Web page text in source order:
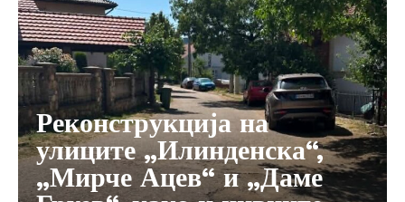
Реконструкција на
улиците „Илинденска“,
„Мирче Ацев“ и „Даме